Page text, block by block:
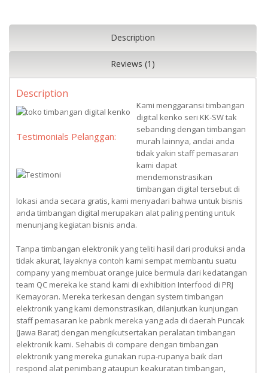
Description
Reviews (1)
Description
Testimonials Pelanggan:
Kami menggaransi timbangan
digital kenko seri KK-SW tak
sebanding dengan timbangan
murah lainnya, andai anda
tidak yakin staff pemasaran
kami dapat
mendemonstrasikan
timbangan digital tersebut di
lokasi anda secara gratis, kami menyadari bahwa untuk bisnis
anda timbangan digital merupakan alat paling penting untuk
menunjang kegiatan bisnis anda.
Tanpa timbangan elektronik yang teliti hasil dari produksi anda
tidak akurat, layaknya contoh kami sempat membantu suatu
company yang membuat orange juice bermula dari kedatangan
team QC mereka ke stand kami di exhibition Interfood di PRJ
Kemayoran. Mereka terkesan dengan system timbangan
elektronik yang kami demonstrasikan, dilanjutkan kunjungan
staff pemasaran ke pabrik mereka yang ada di daerah Puncak
(Jawa Barat) dengan mengikutsertakan peralatan timbangan
elektronik kami. Sehabis di compare dengan timbangan
elektronik yang mereka gunakan rupa-rupanya baik dari
respond alat penimbang ataupun keakuratan timbangan,